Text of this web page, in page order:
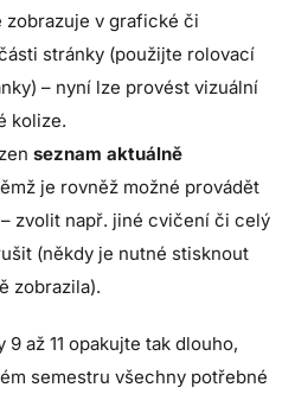
zobrazuje v grafické či
stránky (použijte rolovací
– nyní lze provést vizuální
kolize.
seznam aktuálně
je rovněž možné provádět
zvolit např. jiné cvičení či celý
(někdy je nutné stisknout
zobrazila).
9 až 11 opakujte tak dlouho,
semestru všechny potřebné